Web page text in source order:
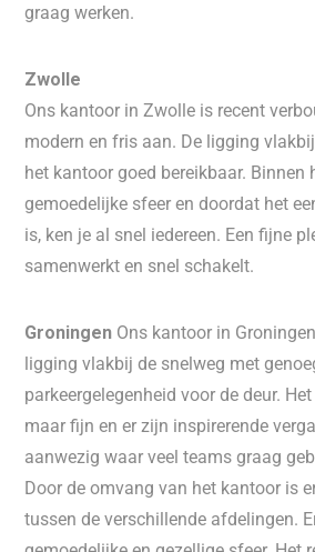
graag werken.
Zwolle
Ons kantoor in Zwolle is recent
modern en fris aan. De ligging
het kantoor goed bereikbaar. Binnen
gemoedelijke sfeer en doordat het
is, ken je al snel iedereen. Een fijne
samenwerkt en snel schakelt.
Groningen Ons kantoor in
ligging vlakbij de snelweg met
parkeergelegenheid voor de deur.
maar fijn en er zijn inspirerende
aanwezig waar veel teams graag
Door de omvang van het kantoor is
tussen de verschillende afdelingen.